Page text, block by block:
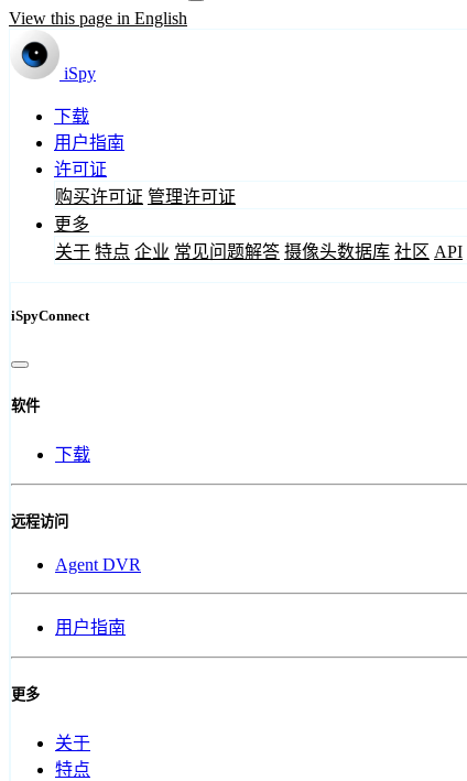
View this page in English
iSpy
下载
用户指南
许可证
购买许可证 管理许可证
更多
关于 特点 企业 常见问题解答 摄像头数据库 社区 API
iSpyConnect
软件
下载
远程访问
Agent DVR
用户指南
更多
关于
特点